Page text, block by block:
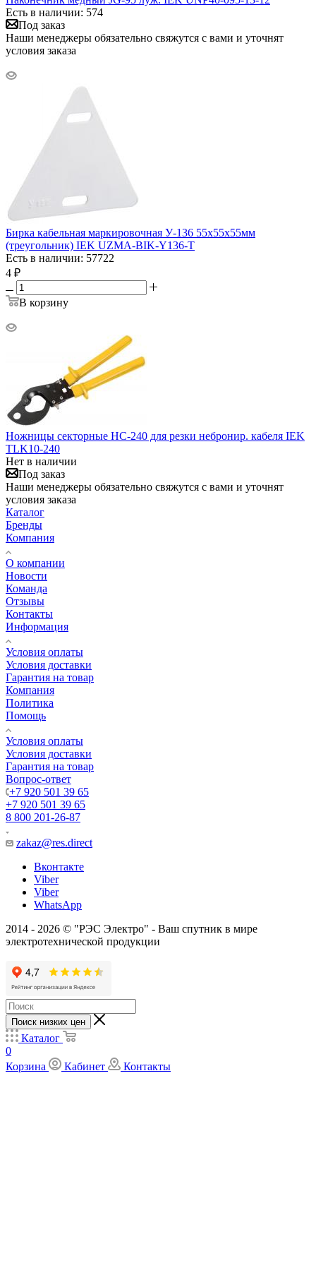
Есть в наличии: 574
Под заказ
Наши менеджеры обязательно свяжутся с вами и уточнят
условия заказа
Бирка кабельная маркировочная У-136 55х55х55мм
(треугольник) IEK UZMA-BIK-Y136-T
Есть в наличии: 57722
4 ₽
В корзину
Ножницы секторные НС-240 для резки небронир. кабеля IEK
TLK10-240
Нет в наличии
Под заказ
Наши менеджеры обязательно свяжутся с вами и уточнят
условия заказа
Каталог
Бренды
Компания
О компании
Новости
Команда
Отзывы
Контакты
Информация
Условия оплаты
Условия доставки
Гарантия на товар
Компания
Политика
Помощь
Условия оплаты
Условия доставки
Гарантия на товар
Вопрос-ответ
+7 920 501 39 65
+7 920 501 39 65
8 800 201-26-87
zakaz@res.direct
Вконтакте
Viber
Viber
WhatsApp
2014 - 2026 © "РЭС Электро" - Ваш спутник в мире
электротехнической продукции
Поиск низких цен
Каталог
0
Корзина
Кабинет Контакты